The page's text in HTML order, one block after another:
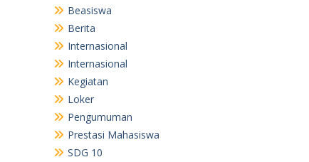
Beasiswa
Berita
Internasional
Internasional
Kegiatan
Loker
Pengumuman
Prestasi Mahasiswa
SDG 10